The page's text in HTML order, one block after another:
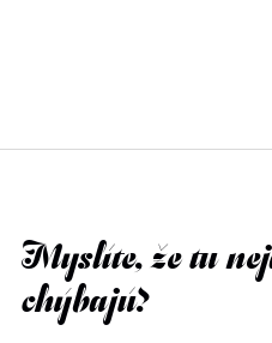
Myslíte, že tu
chýbajú?